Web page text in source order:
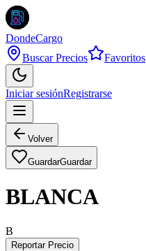
DondeCargo
Buscar Precios
Favoritos
Iniciar sesiónRegistrarse
Volver
GuardarGuardar
BLANCA
B
Reportar Precio